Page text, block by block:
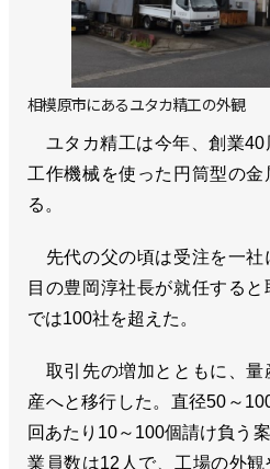
相模原市にあるユタカ精工の外観
ユタカ精工は今年、創業40
工作機械を使った円筒型の
る。
先代の父の頃は受注を一社
目の豊岡淳社長が就任する
では100社を超えた。
取引先の増加とともに、量
産へと移行した。直径50～
回あたり10～100個請け負う
業員数は12人で、工場の外